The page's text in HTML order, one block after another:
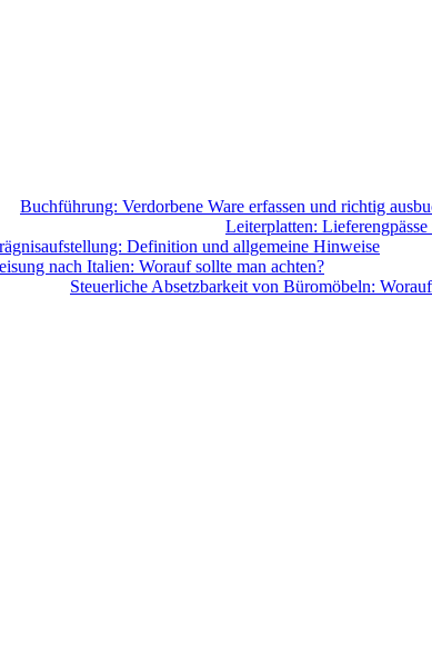
Buchführung: Verdorbene Ware erfassen und richtig
Leiterplatten:
Definition und allgemeine Hinweise
nach Italien: Worauf sollte man achten?
Steuerliche Absetzbarkeit von Büromöbeln: